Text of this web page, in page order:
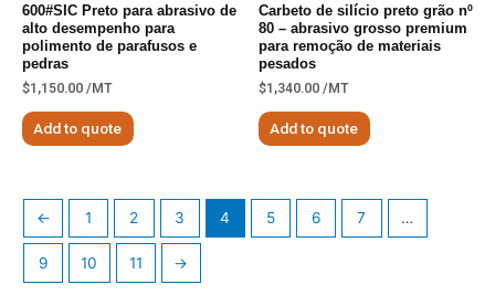
600#SIC Preto para abrasivo de
alto desempenho para
polimento de parafusos e
pedras
$1,150.00 /MT
Add to quote
Carbeto de silício preto grão nº
80 – abrasivo grosso premium
para remoção de materiais
pesados
$1,340.00 /MT
Add to quote
← 1 2 3 4 5 6 7 …
9 10 11 →